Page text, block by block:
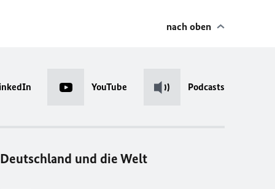
nach oben
YouTube Podcasts
Deutschland und die Welt